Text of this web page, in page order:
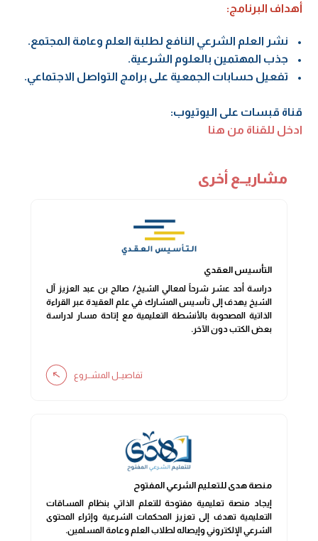
أهداف البرنامج:
• نشر العلم الشرعي النافع لطلبة العلم وعامة المجتمع.
• جذب المهتمين بالعلوم الشرعية.
• تفعيل حسابات الجمعية على برامج التواصل الاجتماعي.
قناة قبسات على اليوتيوب:
ادخل للقناة من هنا
مشاريــع أخرى
التأسيس العقدي
دراسة أحد عشر شرحاً لمعالي الشيخ/ صالح بن عبد العزيز آل
الشيخ يهدف إلى تأسيس المشارك في علم العقيدة عبر القراءة
الذاتية المصحوبة بالأنشطة التعليمية مع إتاحة مسار لدراسة
بعض الكتب دون الآخر.
تفاصيــل المشــروع
منصة هدى للتعليم الشرعي المفتوح
إيجاد منصة تعليمية مفتوحة للتعلم الذاتي بنظام المساقات
التعليمية تهدف إلى تعزيز المحكمات الشرعية وإثراء المحتوى
الشرعي الإلكتروني وإيصاله لطلاب العلم وعامة المسلمين.